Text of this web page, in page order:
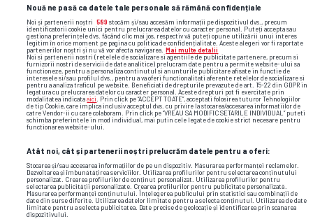
Nouă ne pasă ca datele tale personale să rămână confidențiale
Noi și partenerii noștri 589 stocăm și/sau accesăm informații pe dispozitivul dvs., precum
identificatorii cookie unici pentru prelucrarea datelor cu caracter personal. Puteți accepta sau
gestiona preferințele dvs. făcând clic mai jos, respectiv vă puteți opune utilizării unui interes
legitim în orice moment pe pagina cu politica de confidențialitate. Aceste alegeri vor fi raportate
partenerilor noștri și nu vă vor afecta navigarea. Mai multe detalii
Noi si partenerii nostri (retelele de socializare si agentiile de publicitate partenere, precum si
furnizorii nostri de servicii de date analitice) prelucram date pentru a permite website-ului sa
functioneze, pentru a personaliza continutul si anunturile publicitare afisate in functie de
interesele si/sau profilul dvs., pentru a va oferi functionalitati aferente retelelor de socializare si
pentru a analiza traficul pe website. Beneficiati de drepturile prevazute de art. 15-22 din GDPR in
legatura cu prelucrarea datelor cu caracter personal. Aceste drepturi pot fi exercitate prin
modalitatea indicataaici
. Prin click pe “ACCEPT TOATE”, acceptati folosirea tuturor Tehnologiilor
de tip Cookie, care implica inclusiv acceptul dvs. cu privire la stocarea/accesarea informatiilor de
catre Vendor-ii cu care colaboram. Prin click pe “VREAU SA MODIFIC SETARILE INDIVIDUAL” puteti
schimba preferintele in mod individual, mai putin cele legate de cookie strict necesare pentru
functionarea website-ului.
Atât noi, cât și partenerii noștri prelucrăm datele pentru a oferi:
Stocarea și/sau accesarea informațiilor de pe un dispozitiv. Măsurarea performanței reclamelor.
Dezvoltarea și îmbunătățirea serviciilor. Utilizarea profilurilor pentru selectarea conținutului
personalizat. Crearea profilurilor de conținut personalizat. Utilizarea profilurilor pentru
selectarea publicității personalizate. Crearea profilurilor pentru publicitate personalizată.
Măsurarea performanței conținutului. Înțelegerea publicului prin statistici sau combinații de
date din surse diferite. Utilizarea datelor limitate pentru a selecta conținutul. Utilizarea de date
limitate pentru a selecta publicitatea. Date precise de geolocație și identificarea prin scanarea
dispozitivului.